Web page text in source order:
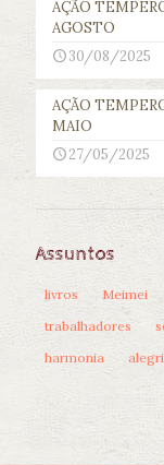
AÇÃO
AGOSTO
30/08/2025
AÇÃO
MAIO
27/05/2025
Assuntos
livros Meimei
trabalhadores
harmonia